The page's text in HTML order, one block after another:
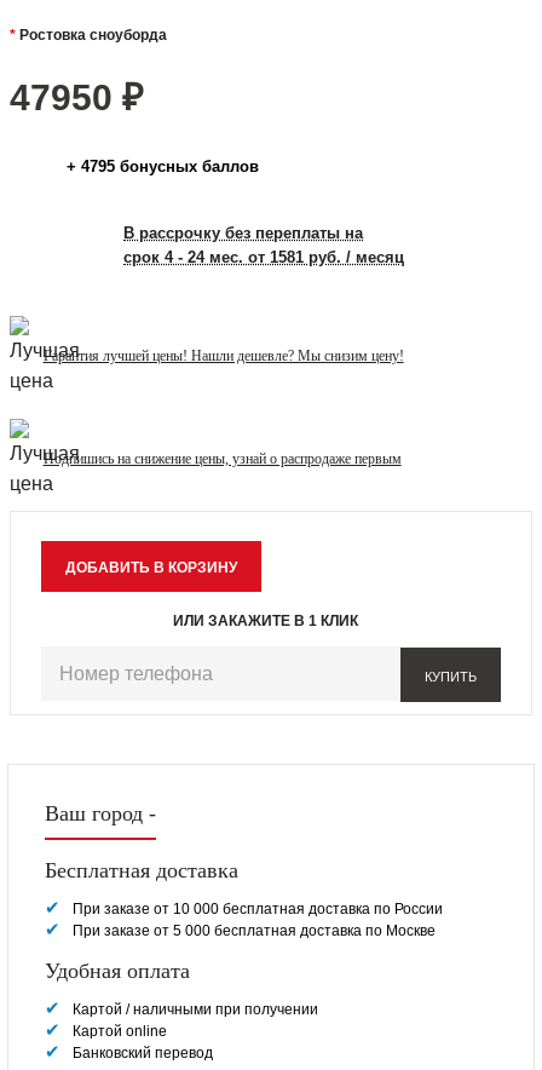
Ростовка сноуборда
47950 ₽
+ 4795 бонусных баллов
В рассрочку без переплаты на
срок 4 - 24 мес. от 1581 руб. / месяц
Гарантия лучшей цены! Нашли дешевле? Мы снизим цену!
Подпишись на снижение цены, узнай о распродаже первым
ИЛИ ЗАКАЖИТЕ В 1 КЛИК
КУПИТЬ
Ваш город -
Бесплатная доставка
При заказе от 10 000 бесплатная доставка по России
При заказе от 5 000 бесплатная доставка по Москве
Удобная оплата
Картой / наличными при получении
Картой online
Банковский перевод